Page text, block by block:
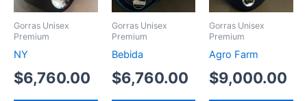
Gorras Unisex
Premium
NY
$6,760.00
Gorras Unisex
Premium
Bebida
$6,760.00
Gorras Unisex
Premium
Agro Farm
$9,000.00